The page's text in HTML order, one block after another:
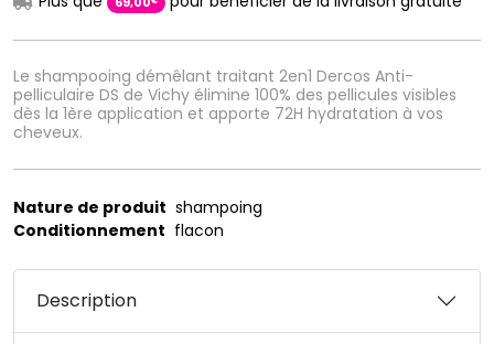
Le shampooing démêlant traitant 2en1 Dercos Anti-
pelliculaire DS de Vichy élimine 100% des pellicules visibles
dès la 1ère application et apporte 72H hydratation à vos
cheveux.
Nature de produit shampoing
Conditionnement flacon
Description